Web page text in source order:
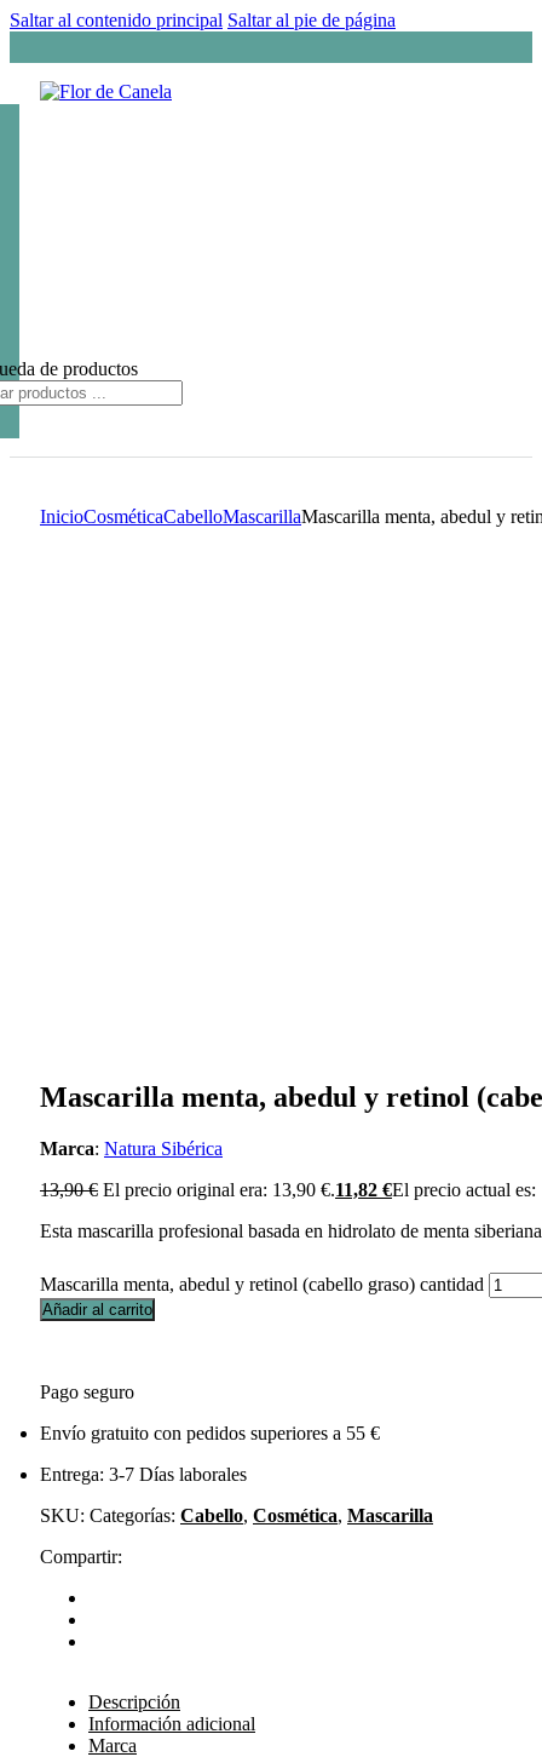
Saltar al contenido principal Saltar al pie de página
de productos
InicioCosméticaCabelloMascarillaMascarilla menta, abedul y
Mascarilla menta, abedul y retinol
Marca: Natura Sibérica
13,90€ El precio original era: 13,90 €.11,82 €El precio actual es:
Esta mascarilla profesional basada en hidrolato de menta
Mascarilla menta, abedul y retinol (cabello graso) cantidad
Añadir al carrito
Pago seguro
Envío gratuito con pedidos superiores a 55 €
Entrega: 3-7 Días laborales
SKU: Categorías: Cabello, Cosmética, Mascarilla
Compartir:
Descripción
Información adicional
Marca